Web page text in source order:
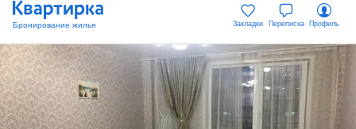
Закладки Переписка Профиль